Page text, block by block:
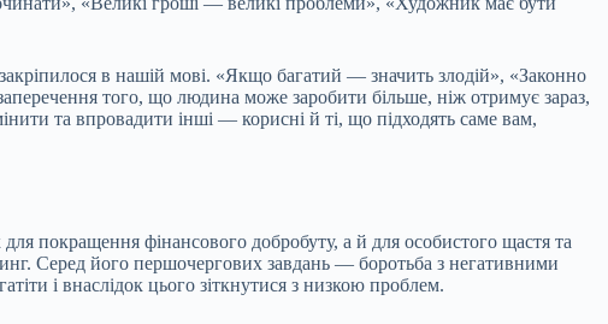
в нашій мові. «Якщо багатий — значить злодій», «Законно
того, що людина може заробити більше, ніж отримує зараз,
та впровадити інші — корисні й ті, що підходять саме вам,
покращення фінансового добробуту, а й для особистого щастя та
Серед його першочергових завдань — боротьба з негативними
і внаслідок цього зіткнутися з низкою проблем.